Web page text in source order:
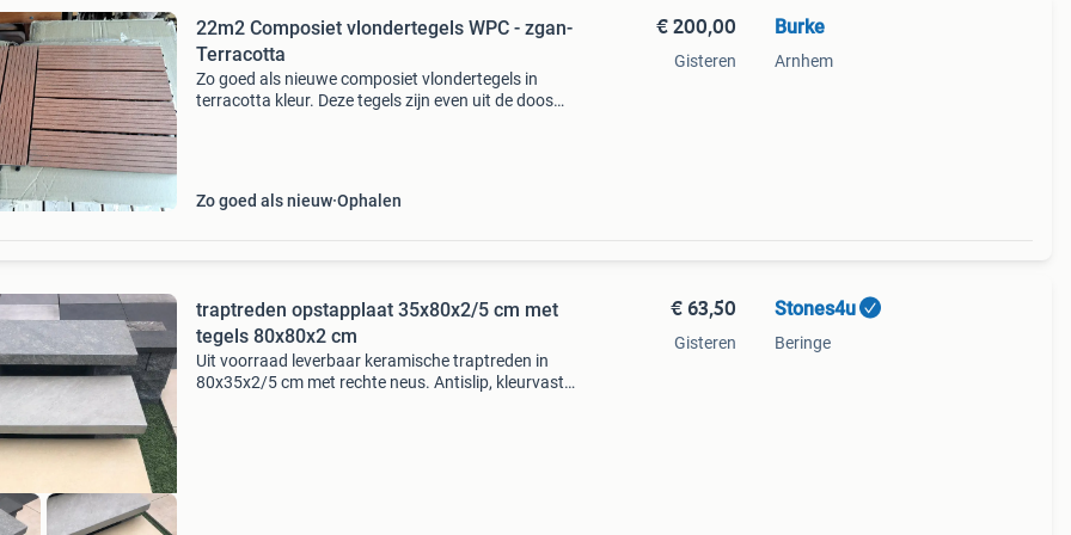
22m2 Composiet vlondertegels WPC - zgan-
Terracotta
Zo goed als nieuwe composiet vlondertegels in
terracotta kleur. Deze tegels zijn even uit de doos
Zo goed als nieuw Ophalen
€ 200,00
Gisteren
Burke
Arnhem
traptreden opstapplaat 35x80x2/5 cm met
tegels 80x80x2 cm
Uit voorraad leverbaar keramische traptreden in
80x35x2/5 cm met rechte neus. Antislip, kleurvast
€ 63,50
Gisteren
Stones4u
Beringe